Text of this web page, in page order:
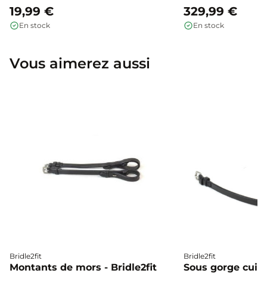
19,99 €
En stock
329,99 €
En stock
Vous aimerez aussi
Bridle2fit
Montants de mors - Bridle2fit
Bridle2fit
Sous gorge